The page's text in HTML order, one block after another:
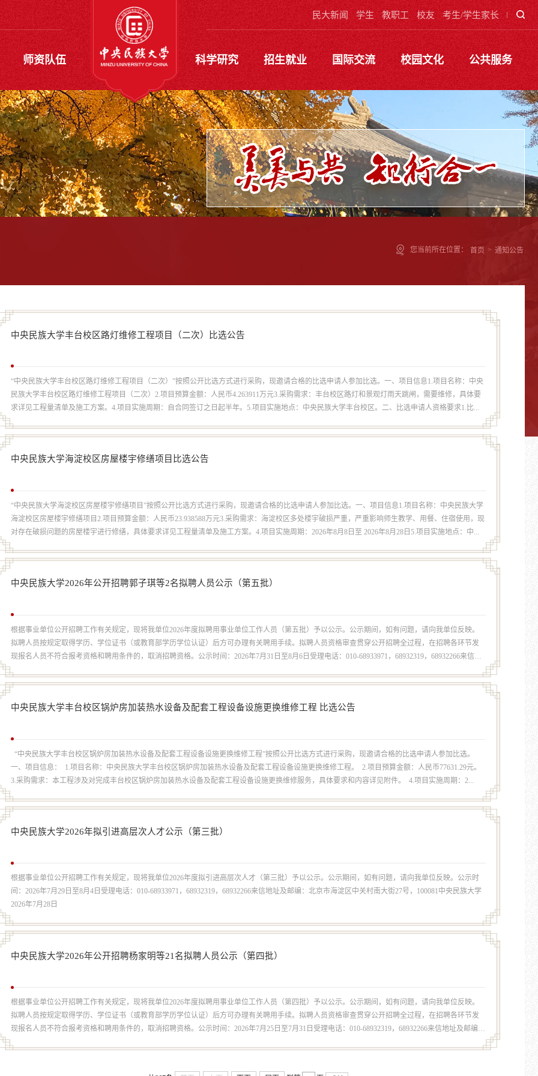
民大新闻 学生 教职工 校友 考生/学生家长
师资队伍 科学研究 招生就业 国际交流 校园文化 公共服务
您当前所在位置： 首页 > 通知公告
中央民族大学丰台校区路灯维修工程项目（二次）比选公告
“中央民族大学丰台校区路灯维修工程项目（二次）”按照公开比选方式进行采购，现邀请合格的比选申请人参加比选。一、项目信息1.项目名称：中央
民族大学丰台校区路灯维修工程项目（二次）2.项目预算金额：人民币4.263911万元3.采购需求：丰台校区路灯和景观灯雨天跳闸，需要维修，具体要
求详见工程量清单及施工方案。4.项目实施周期：自合同签订之日起半年。5.项目实施地点：中央民族大学丰台校区。二、比选申请人资格要求1.比...
中央民族大学海淀校区房屋楼宇修缮项目比选公告
“中央民族大学海淀校区房屋楼宇修缮项目”按照公开比选方式进行采购，现邀请合格的比选申请人参加比选。一、项目信息1.项目名称：中央民族大学
海淀校区房屋楼宇修缮项目2.项目预算金额：人民币23.938588万元3.采购需求：海淀校区多处楼宇破损严重，严重影响师生教学、用餐、住宿使用，现
对存在破损问题的房屋楼宇进行修缮，具体要求详见工程量清单及施工方案。4.项目实施周期：2026年8月8日至 2026年8月28日5.项目实施地点：中...
中央民族大学2026年公开招聘郭子琪等2名拟聘人员公示（第五批）
根据事业单位公开招聘工作有关规定，现将我单位2026年度拟聘用事业单位工作人员（第五批）予以公示。公示期间，如有问题，请向我单位反映。
拟聘人员按规定取得学历、学位证书（或教育部学历学位认证）后方可办理有关聘用手续。拟聘人员资格审查贯穿公开招聘全过程，在招聘各环节发
现报名人员不符合报考资格和聘用条件的，取消招聘资格。公示时间：2026年7月31日至8月6日受理电话：010-68933971，68932319，68932266来信地
中央民族大学丰台校区锅炉房加装热水设备及配套工程设备设施更换维修工程 比选公告
“中央民族大学丰台校区锅炉房加装热水设备及配套工程设备设施更换维修工程”按照公开比选方式进行采购，现邀请合格的比选申请人参加比选。
一、项目信息： 1.项目名称：中央民族大学丰台校区锅炉房加装热水设备及配套工程设备设施更换维修工程。 2.项目预算金额：人民币77631.29元。
3.采购需求：本工程涉及对完成丰台校区锅炉房加装热水设备及配套工程设备设施更换维修服务，具体要求和内容详见附件。 4.项目实施周期：2...
中央民族大学2026年拟引进高层次人才公示（第三批）
根据事业单位公开招聘工作有关规定，现将我单位2026年度拟引进高层次人才（第三批）予以公示。公示期间，如有问题，请向我单位反映。公示时
间：2026年7月29日至8月4日受理电话：010-68933971，68932319，68932266来信地址及邮编：北京市海淀区中关村南大街27号，100081中央民族大学
2026年7月28日
中央民族大学2026年公开招聘杨家明等21名拟聘人员公示（第四批）
根据事业单位公开招聘工作有关规定，现将我单位2026年度拟聘用事业单位工作人员（第四批）予以公示。公示期间，如有问题，请向我单位反映。
拟聘人员按规定取得学历、学位证书（或教育部学历学位认证）后方可办理有关聘用手续。拟聘人员资格审查贯穿公开招聘全过程，在招聘各环节发
现报名人员不符合报考资格和聘用条件的，取消招聘资格。公示时间：2026年7月25日至7月31日受理电话：010-68932319，68932266来信地址及邮编：